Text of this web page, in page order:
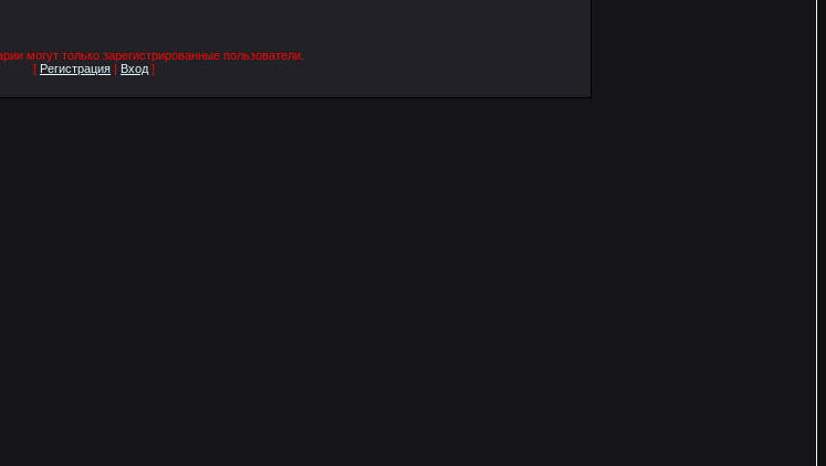
могут только зарегистрированные пользователи.
[ Регистрация | Вход ]